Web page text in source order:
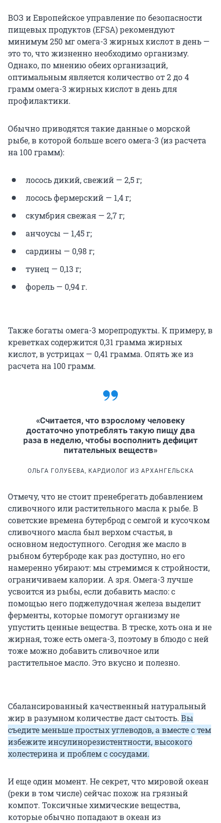
ВОЗ и Европейское управление по безопасности
пищевых продуктов (EFSA) рекомендуют
минимум 250 мг омега-3 жирных кислот в день —
это то, что жизненно необходимо организму.
Однако, по мнению обеих организаций,
оптимальным является количество от 2 до 4
грамм омега-3 жирных кислот в день для
профилактики.
Обычно приводятся такие данные о морской
рыбе, в которой больше всего омега-3 (из расчета
на 100 грамм):
лосось дикий, свежий — 2,5 г;
лосось фермерский — 1,4 г;
скумбрия свежая — 2,7 г;
анчоусы — 1,45 г;
сардины — 0,98 г;
тунец — 0,13 г;
форель — 0,94 г.
Также богаты омега-3 морепродукты. К примеру, в
креветках содержится 0,31 грамма жирных
кислот, в устрицах — 0,41 грамма. Опять же из
расчета на 100 грамм.
«Считается, что взрослому человеку
достаточно употреблять такую пищу два
раза в неделю, чтобы восполнить дефицит
питательных веществ»
ОЛЬГА ГОЛУБЕВА, КАРДИОЛОГ ИЗ АРХАНГЕЛЬСКА
Отмечу, что не стоит пренебрегать добавлением
сливочного или растительного масла к рыбе. В
советские времена бутерброд с семгой и кусочком
сливочного масла был верхом счастья, в
основном недоступного. Сегодня же масло в
рыбном бутерброде как раз доступно, но его
намеренно убирают: мы стремимся к стройности,
ограничиваем калории. А зря. Омега-3 лучше
усвоится из рыбы, если добавить масло: с
помощью него поджелудочная железа выделит
ферменты, которые помогут организму не
упустить ценные вещества. В треске, хоть она и не
жирная, тоже есть омега-3, поэтому в блюдо с ней
тоже можно добавить сливочное или
растительное масло. Это вкусно и полезно.
Сбалансированный качественный натуральный
жир в разумном количестве даст сытость. Вы
съедите меньше простых углеводов, а вместе с тем
избежите инсулинорезистентности, высокого
холестерина и проблем с сосудами.
И еще один момент. Не секрет, что мировой океан
(реки в том числе) сейчас похож на грязный
компот. Токсичные химические вещества,
которые обычно попадают в океан из